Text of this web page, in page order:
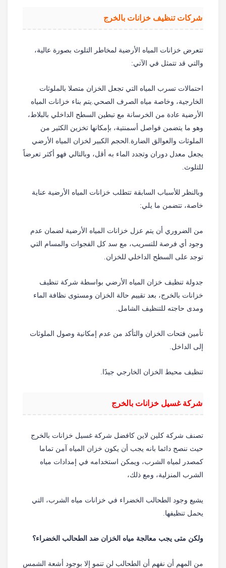
شركات تنظيف خزانات بالخرج
تتعرض خزانات المياه الأرضية لمخاطر التلوث بصورة عالية،
والتي قد تتمثل في الآتي:
احتمالات تسرب المياه التي تجعل الخزان متصلا بالملوثات
الخارجية، وخاصة مياه الصرف الصحي يتم بناء خزانات المياه
الأرضية عادة من الخرسانة مع تبطين السطح الداخلي بالبلاط،
وهو ما يتضمن فواصل أسمنتية، بإمكانها تخزين الكثير من
الملوثات والعوالق الضارة
الحجم الكبير لخزان المياه الأرضي
يجعل معدل دوران وتجدد الماء به أقل، وبالتالي فهو أكثر تعرضاً
للتلوث
وبالنظر للأسباب السابقة تتطلب خزانات المياه الأرضية عناية
خاصة، تتضمن ما يلي:
من الضروري أن يتم عزل خزانات المياه الأرضية لضمان عدم
وجود أي فرصة للتسريب، مع سد كل الفجوات والمسام التي
توجد على السطح الداخلي للخزان
جدولة تنظيف خزان المياه الأرضي بواسطة شركة تنظيف
خزانات بالخرج، بعد تقييم حالة الخزان ومستوى نظافة الماء
ومدى حاجته للتنظيف الشامل
تأمين فتحات الخزان والتأكد من عدم إمكانية وصول الملوثات
إلى الداخل
تنظيف محيط الخزان الخارجي جيدًا
شركة غسيل خزانات بالخرج
تصنف شركة كلين لاين كافضل شركة غسيل خزانات بالخرج
حيث ننصح دائما بانه يجب أن يكون خزان المياه آمن تماما
كمصدر لمياه الشرب، ويمكن استخدامه في إمدادات مياه
الشرب المنزلية، ومع ذلك،
يشيع وجود الطحالب الخضراء في خزانات مياه الشرب، التي
يحمل تنظيفها.
ولكن متى يجب معالجة مياه الخزان ضد الطحالب الخضراء؟
من المهم أن نفهم أن الطحالب لن تنمو إلا بوجود أشعة الشمس